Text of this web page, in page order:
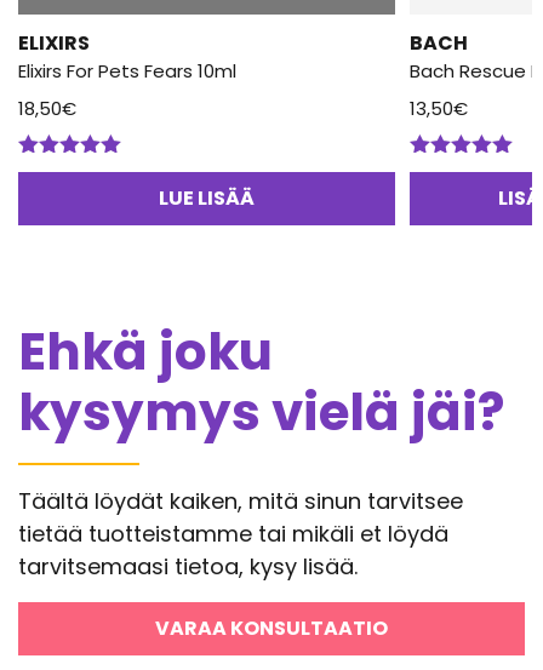
ELIXIRS
Elixirs For Pets Fears 10ml
18,50€
Arvostelu
LUE LISÄÄ
BACH
Bach Rescue
13,50€
Arvostelu
Ehkä joku
kysymys vielä jäi?
Täältä löydät kaiken, mitä sinun tarvitsee
tietää tuotteistamme tai mikäli et löydä
tarvitsemaasi tietoa, kysy lisää.
VARAA KONSULTAATIO